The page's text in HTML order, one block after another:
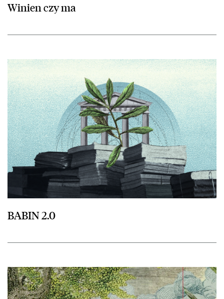
Winien czy ma
BABIN 2.0
przejdź do BABIN 2.0
przejdź do Między słowami